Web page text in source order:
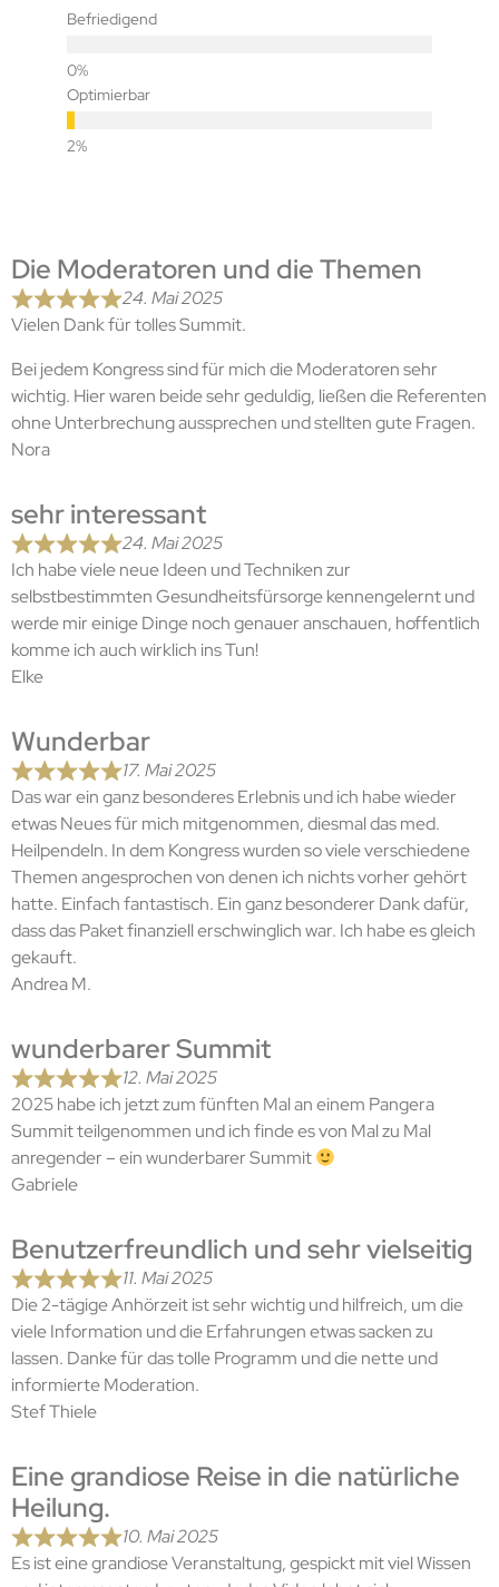
Befriedigend
Optimierbar
Die Moderatoren und die Themen
24. Mai 2025
Vielen Dank für tolles Summit.
Bei jedem Kongress sind für mich die Moderatoren sehr
wichtig. Hier waren beide sehr geduldig, ließen die Referenten
ohne Unterbrechung aussprechen und stellten gute Fragen.
Nora
sehr interessant
24. Mai 2025
Ich habe viele neue Ideen und Techniken zur
selbstbestimmten Gesundheitsfürsorge kennengelernt und
werde mir einige Dinge noch genauer anschauen, hoffentlich
komme ich auch wirklich ins Tun!
Elke
Wunderbar
17. Mai 2025
Das war ein ganz besonderes Erlebnis und ich habe wieder
etwas Neues für mich mitgenommen, diesmal das med.
Heilpendeln. In dem Kongress wurden so viele verschiedene
Themen angesprochen von denen ich nichts vorher gehört
hatte. Einfach fantastisch. Ein ganz besonderer Dank dafür,
dass das Paket finanziell erschwinglich war. Ich habe es gleich
gekauft.
Andrea M.
wunderbarer Summit
12. Mai 2025
2025 habe ich jetzt zum fünften Mal an einem Pangera
Summit teilgenommen und ich finde es von Mal zu Mal
anregender – ein wunderbarer Summit
Gabriele
Benutzerfreundlich und sehr vielseitig
11. Mai 2025
Die 2-tägige Anhörzeit ist sehr wichtig und hilfreich, um die
viele Information und die Erfahrungen etwas sacken zu
lassen. Danke für das tolle Programm und die nette und
informierte Moderation.
Stef Thiele
Eine grandiose Reise in die natürliche
Heilung.
10. Mai 2025
Es ist eine grandiose Veranstaltung, gespickt mit viel Wissen